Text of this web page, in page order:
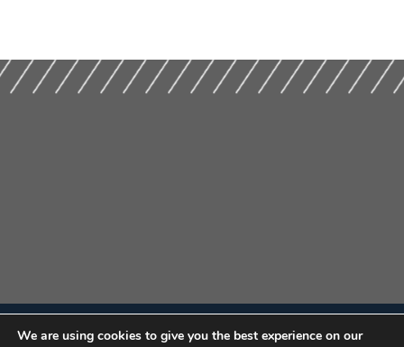
We are using cookies to give you the best experience on our